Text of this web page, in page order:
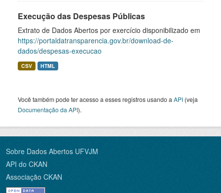
Execução das Despesas Públicas
Extrato de Dados Abertos por exercício disponibilizado em
https://portaldatransparencia.gov.br/download-de-
dados/despesas-execucao
CSV HTML
Você também pode ter acesso a esses registros usando a API (veja
Documentação da API).
Sobre Dados Abertos UFVJM
API do CKAN
Associação CKAN